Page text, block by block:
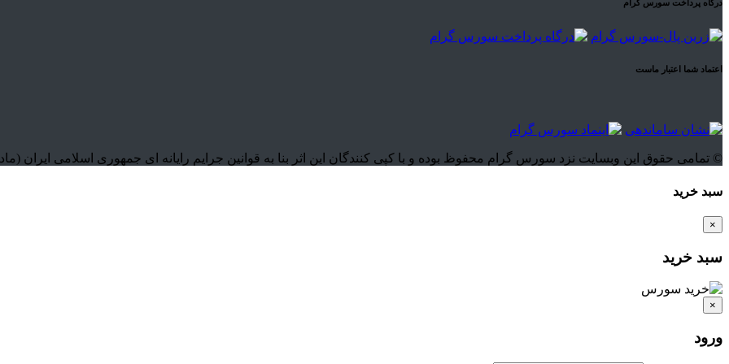
درگاه پرداخت سورس گرام
اعتماد شما اعتبار ماست
© تمامی حقوق این وبسایت نزد سورس گرام محفوظ بوده و با کپی کنندگان این اثر بنا به قوانین جرایم رایانه ای جمهوری اسلامی ایران (ماده 1 ،12 و 25) برخورد خواهد
سبد خرید
×
سبد خرید
×
ورود